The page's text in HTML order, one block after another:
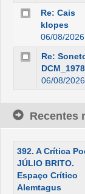
Re: Cais
klopes
06/08/
Re:
DCM_1978
06/08/
Recentes
392. A Crítica
JÚLIO BRITO.
Espaço Crítico
Alemtagus